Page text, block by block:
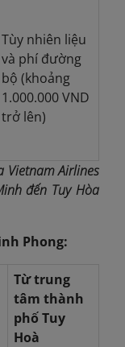
Tùy nhiên liệu
và phí đường
bộ (khoảng
1.000.000 VND
trở lên)
Vietnam Airlines
đến Tuy Hòa
Phong:
Từ trung
tâm thành
phố Tuy
Hoà